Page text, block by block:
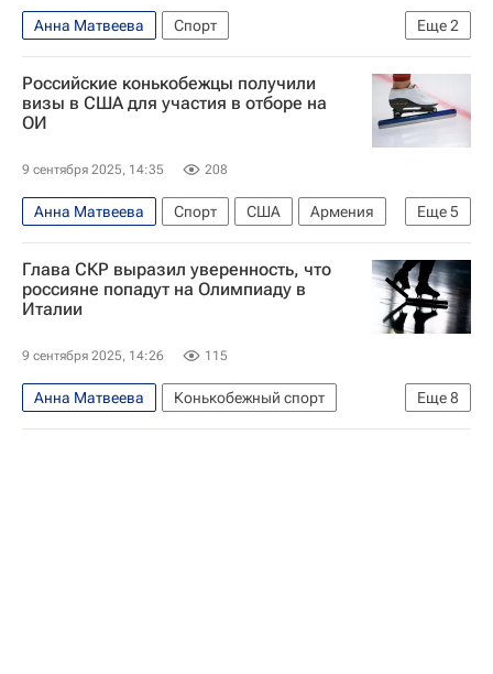
Еще2
Анна Матвеева
Спорт
Конькобежный спорт
Международный союз конькобежцев (ISU)
Российские конькобежцы получили
визы в США для участия в отборе на
ОИ
9 сентября 2025, 14:35 208
Еще5
Анна Матвеева Спорт США
Армения
Милан
Николай Гуляев
Елена Серегина
Союз конькобежцев России (СКР)
ММПЦ
Глава СКР выразил уверенность, что
россияне попадут на Олимпиаду в
Италии
9 сентября 2025, 14:26 115
Еще8
Анна Матвеева
Конькобежный спорт
Спорт
Италия
Милан